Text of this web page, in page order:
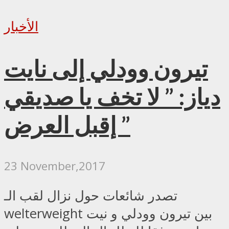
الأخبار
تيرون وودلي إلى نايت
دياز: ” لا تخف يا صديقي
” إقبل العرض
23 November,2017
تصدر شائعات حول نزال لقب الـ
welterweight بين تيرون وودلي و نيت